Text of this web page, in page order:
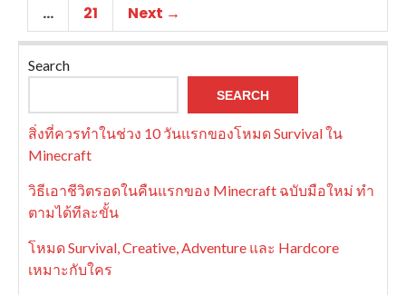
…
21 Next →
Search
SEARCH
สิ่งที่ควรทำในช่วง 10 วันแรกของโหมด Survival ใน
Minecraft
วิธีเอาชีวิตรอดในคืนแรกของ Minecraft ฉบับมือใหม่ ทำ
ตามได้ทีละขั้น
โหมด Survival, Creative, Adventure และ Hardcore
เหมาะกับใคร